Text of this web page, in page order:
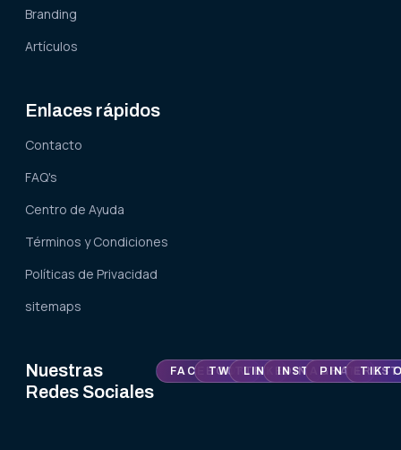
Branding
Artículos
Enlaces rápidos
Contacto
FAQ's
Centro de Ayuda
Términos y Condiciones
Políticas de Privacidad
sitemaps
Nuestras
Redes Sociales
FACEBOOK
TWITTERLINKEDININSTAGRAMPINTEREST